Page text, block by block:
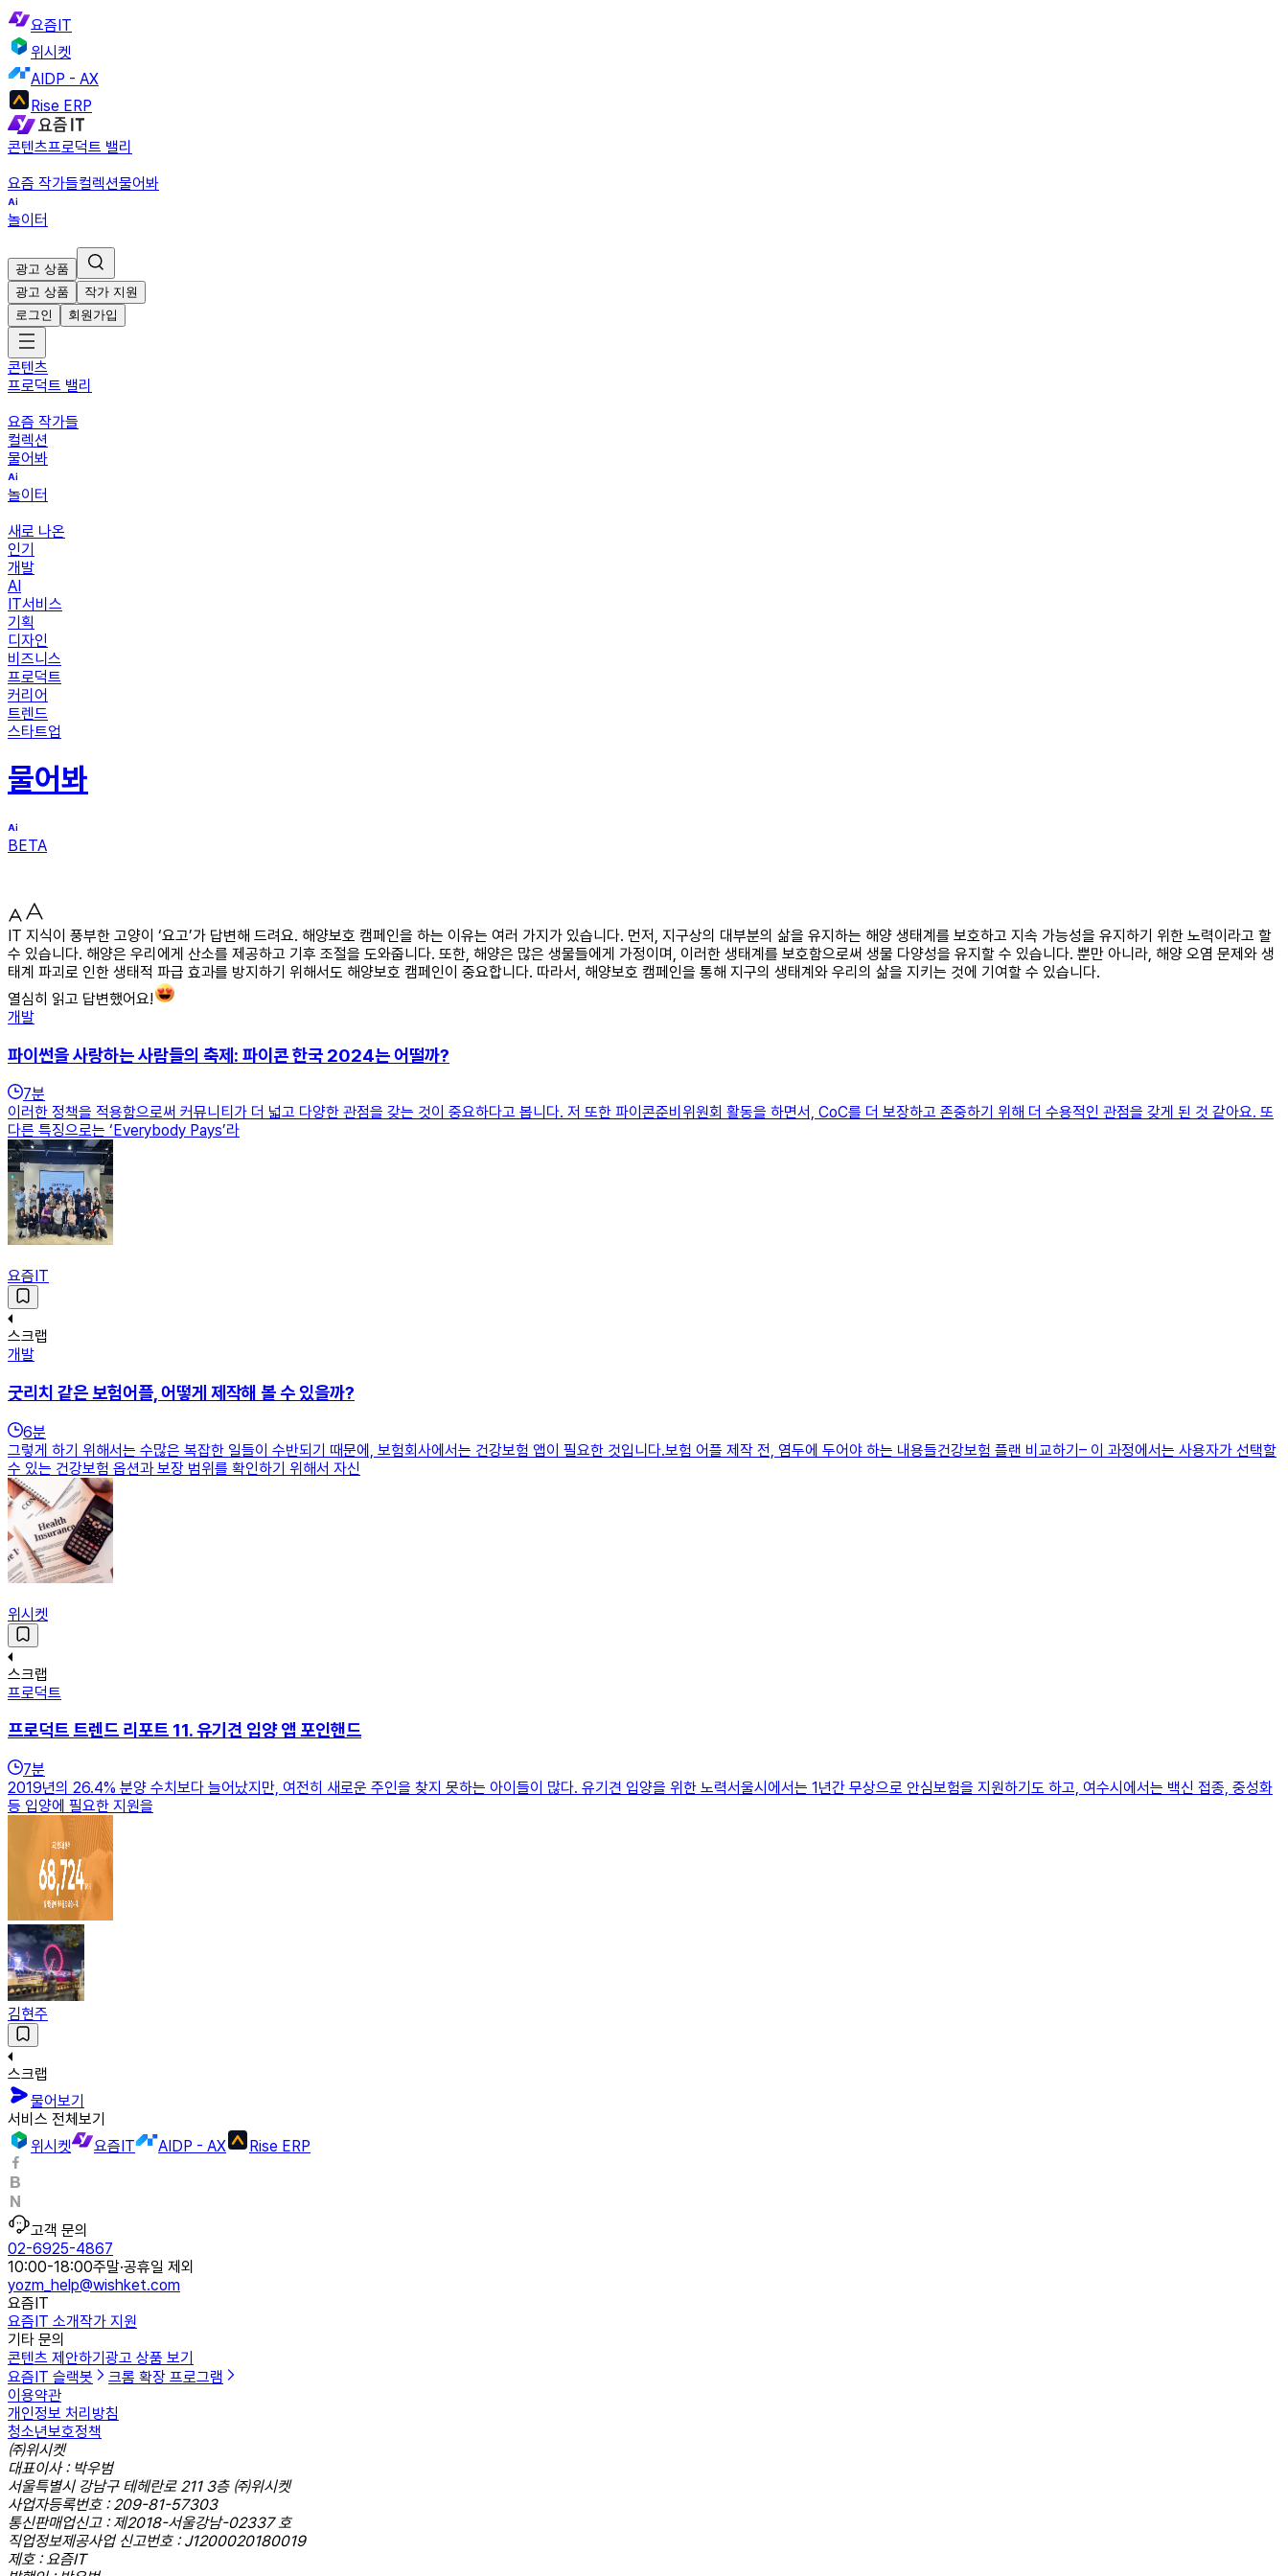
요즘IT
위시켓
AIDP - AX
Rise ERP
콘텐츠프로덕트 밸리
요즘 작가들컬렉션물어봐
놀이터
광고 상품
광고 상품
작가 지원
로그인
회원가입
콘텐츠
프로덕트 밸리
요즘 작가들
컬렉션
물어봐
놀이터
새로 나온
인기
개발
AI
IT서비스
기획
디자인
비즈니스
프로덕트
커리어
트렌드
스타트업
물어봐
BETA
IT 지식이 풍부한 고양이 ‘요고’가 답변해 드려요. 해양보호 캠페인을 하는 이유는 여러 가지가 있습니다. 먼저, 지구상의 대부분의 삶을 유지하는 해양 생태계를 보호하고 지속 가능성을 유지하기 위한 노력이라고 할
수 있습니다. 해양은 우리에게 산소를 제공하고 기후 조절을 도와줍니다. 또한, 해양은 많은 생물들에게 가정이며, 이러한 생태계를 보호함으로써 생물 다양성을 유지할 수 있습니다. 뿐만 아니라, 해양 오염 문제와 생
태계 파괴로 인한 생태적 파급 효과를 방지하기 위해서도 해양보호 캠페인이 중요합니다. 따라서, 해양보호 캠페인을 통해 지구의 생태계와 우리의 삶을 지키는 것에 기여할 수 있습니다.
열심히 읽고 답변했어요!
개발
파이썬을 사랑하는 사람들의 축제: 파이콘 한국 2024는 어떨까?
7분
이러한 정책을 적용함으로써 커뮤니티가 더 넓고 다양한 관점을 갖는 것이 중요하다고 봅니다. 저 또한 파이콘준비위원회 활동을 하면서, CoC를 더 보장하고 존중하기 위해 더 수용적인 관점을 갖게 된 것 같아요. 또
다른 특징으로는 ‘Everybody Pays’라
요즘IT
스크랩
개발
굿리치 같은 보험어플, 어떻게 제작해 볼 수 있을까?
6분
그렇게 하기 위해서는 수많은 복잡한 일들이 수반되기 때문에, 보험회사에서는 건강보험 앱이 필요한 것입니다.​​보험 어플 제작 전, 염두에 두어야 하는 내용들건강보험 플랜 비교하기– 이 과정에서는 사용자가 선택할
수 있는 건강보험 옵션과 보장 범위를 확인하기 위해서 자신
위시켓
스크랩
프로덕트
프로덕트 트렌드 리포트 11. 유기견 입양 앱 포인핸드
7분
2019년의 26.4% 분양 수치보다 늘어났지만, 여전히 새로운 주인을 찾지 못하는 아이들이 많다. 유기견 입양을 위한 노력서울시에서는 1년간 무상으로 안심보험을 지원하기도 하고, 여수시에서는 백신 접종, 중성화
등 입양에 필요한 지원을
김현주
스크랩
물어보기
서비스 전체보기
위시켓
요즘IT AIDP - AX Rise ERP
고객 문의
02-6925-4867
10:00-18:00주말·공휴일 제외
yozm_help@wishket.com
요즘IT
요즘IT 소개작가 지원
기타 문의
콘텐츠 제안하기 광고 상품 보기
요즘IT 슬랙봇
크롬 확장 프로그램
이용약관
개인정보 처리방침
청소년보호정책
㈜위시켓
대표이사 : 박우범
서울특별시 강남구 테헤란로 211 3층 ㈜위시켓
사업자등록번호 : 209-81-57303
통신판매업신고 : 제2018-서울강남-02337 호
직업정보제공사업 신고번호 : J1200020180019
제호 : 요즘IT